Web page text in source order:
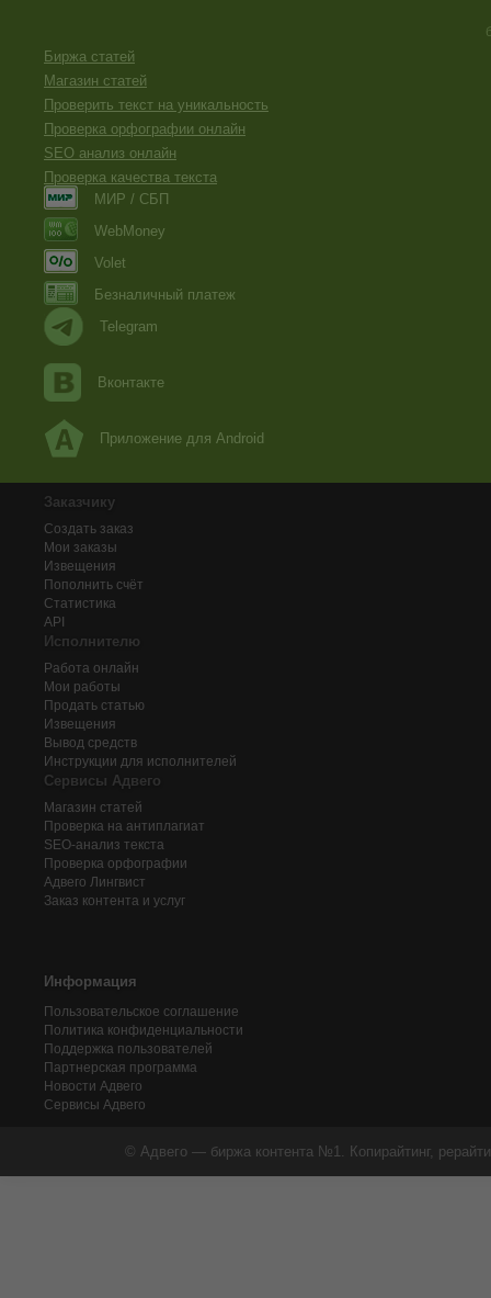
Биржа статей
Магазин статей
Проверить текст на уникальность
Проверка орфографии онлайн
SEO анализ онлайн
Проверка качества текста
МИР / СБП
WebMoney
Volet
Безналичный платеж
Telegram
Вконтакте
Приложение для Android
Заказчику
Создать заказ
Мои заказы
Извещения
Пополнить счёт
Статистика
API
Исполнителю
Работа онлайн
Мои работы
Продать статью
Извещения
Вывод средств
Инструкции для исполнителей
Сервисы Адвего
Магазин статей
Проверка на антиплагиат
SEO-анализ текста
Проверка орфографии
Адвего Лингвист
Заказ контента и услуг
Информация
Пользовательское соглашение
Политика конфиденциальности
Поддержка пользователей
Партнерская программа
Новости Адвего
Сервисы Адвего
© Адвего — биржа контента №1. Копирайтинг,